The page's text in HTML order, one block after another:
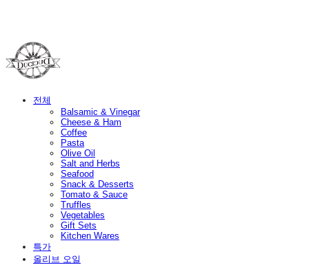
전체
Balsamic & Vinegar
Cheese & Ham
Coffee
Pasta
Olive Oil
Salt and Herbs
Seafood
Snack & Desserts
Tomato & Sauce
Truffles
Vegetables
Gift Sets
Kitchen Wares
특가
올리브 오일